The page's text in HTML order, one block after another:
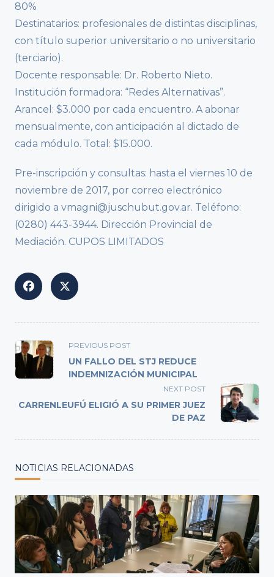
80%
Destinatarios: profesionales de distintas disciplinas,
con título superior universitario o no universitario
(terciario).
Docente responsable: Dr. Roberto Nieto.
Institución formadora: “Redes Alternativas”.
Arancel: $3.000 por cada encuentro. A abonar
mensualmente, con anticipación al dictado de
cada módulo. Total: $15.000.
Pre-inscripción y consultas: hasta el viernes 10 de
noviembre de 2017, por correo electrónico
dirigido a vmagni@juschubut.gov.ar. Teléfono:
(0280) 443-3944. Dirección Provincial de
Mediación. CUPOS LIMITADOS
<span
class="nav-
subtitle
reader-
PREVIOUS POST
UN FALLO DEL STJ REDUCE
INDEMNIZACIÓN MUNICIPAL
NEXT POST
CARRENLEUFÚ ELIGIÓ A SU PRIMER JUEZ
DE PAZ
NOTICIAS RELACIONADAS